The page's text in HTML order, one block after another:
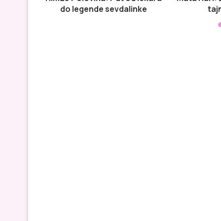
do legende sevdalinke